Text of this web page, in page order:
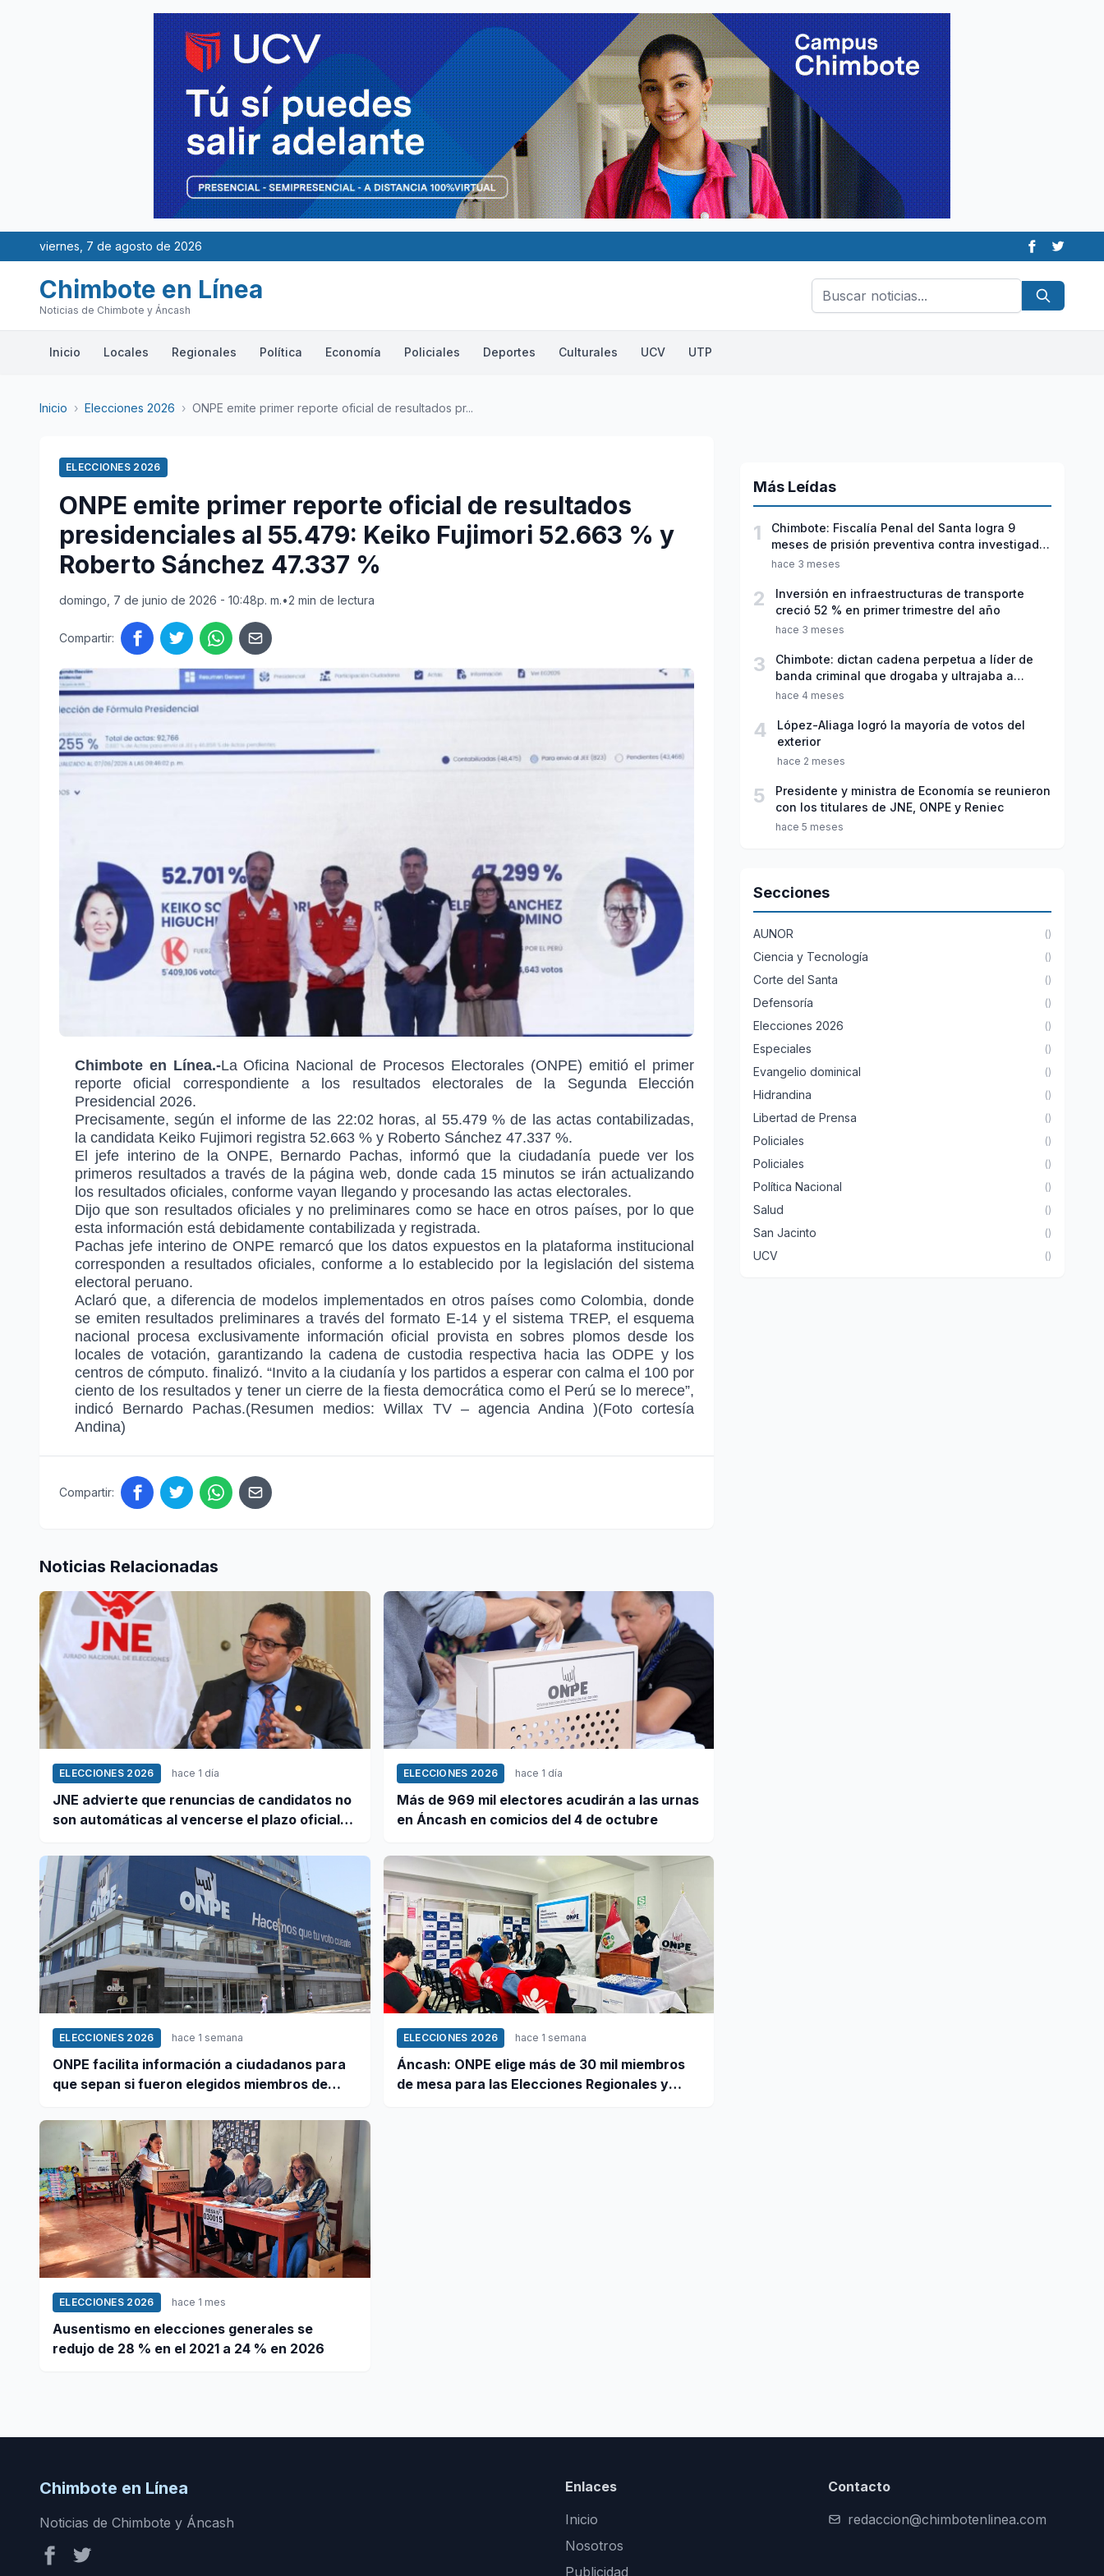
viernes, 7 de agosto de 2026
Chimbote en Línea
Noticias de Chimbote y Áncash
Inicio Locales Regionales Política Economía Policiales Deportes Culturales UCV UTP
Inicio › Elecciones 2026 › ONPE emite primer reporte oficial de resultados pr...
ELECCIONES 2026
ONPE emite primer reporte oficial de resultados
presidenciales al 55.479: Keiko Fujimori 52.663 % y
Roberto Sánchez 47.337 %
domingo, 7 de junio de 2026 - 10:48p. m.•2 min de lectura
Compartir:
Chimbote en Línea.-La Oficina Nacional de Procesos Electorales (ONPE) emitió el primer
reporte oficial correspondiente a los resultados electorales de la Segunda Elección
Presidencial 2026.
Precisamente, según el informe de las 22:02 horas, al 55.479 % de las actas contabilizadas,
la candidata Keiko Fujimori registra 52.663 % y Roberto Sánchez 47.337 %.
El jefe interino de la ONPE, Bernardo Pachas, informó que la ciudadanía puede ver los
primeros resultados a través de la página web, donde cada 15 minutos se irán actualizando
los resultados oficiales, conforme vayan llegando y procesando las actas electorales.
Dijo que son resultados oficiales y no preliminares como se hace en otros países, por lo que
esta información está debidamente contabilizada y registrada.
Pachas jefe interino de ONPE remarcó que los datos expuestos en la plataforma institucional
corresponden a resultados oficiales, conforme a lo establecido por la legislación del sistema
electoral peruano.
Aclaró que, a diferencia de modelos implementados en otros países como Colombia, donde
se emiten resultados preliminares a través del formato E-14 y el sistema TREP, el esquema
nacional procesa exclusivamente información oficial provista en sobres plomos desde los
locales de votación, garantizando la cadena de custodia respectiva hacia las ODPE y los
centros de cómputo. finalizó. “Invito a la ciudanía y los partidos a esperar con calma el 100 por
ciento de los resultados y tener un cierre de la fiesta democrática como el Perú se lo merece”,
indicó Bernardo Pachas.(Resumen medios: Willax TV – agencia Andina )(Foto cortesía
Andina)
Compartir:
Noticias Relacionadas
ELECCIONES 2026 hace 1 día
JNE advierte que renuncias de candidatos no
son automáticas al vencerse el plazo oficial
ELECCIONES 2026 hace 1 día
Más de 969 mil electores acudirán a las urnas
en Áncash en comicios del 4 de octubre
ELECCIONES 2026 hace 1 semana
ONPE facilita información a ciudadanos para
que sepan si fueron elegidos miembros de
ELECCIONES 2026 hace 1 semana
Áncash: ONPE elige más de 30 mil miembros
de mesa para las Elecciones Regionales y
ELECCIONES 2026 hace 1 mes
Ausentismo en elecciones generales se
redujo de 28 % en el 2021 a 24 % en 2026
Más Leídas
1
Chimbote: Fiscalía Penal del Santa logra 9
meses de prisión preventiva contra investigado
por violación sexual y tentativa de feminicidio
hace 3 meses
2
Inversión en infraestructuras de transporte
creció 52 % en primer trimestre del año
hace 3 meses
3
Chimbote: dictan cadena perpetua a líder de
banda criminal que drogaba y ultrajaba a
jóvenes
hace 4 meses
4
López-Aliaga logró la mayoría de votos del
exterior
hace 2 meses
5
Presidente y ministra de Economía se reunieron
con los titulares de JNE, ONPE y Reniec
hace 5 meses
Secciones
AUNOR ()
Ciencia y Tecnología ()
Corte del Santa ()
Defensoría ()
Elecciones 2026 ()
Especiales ()
Evangelio dominical ()
Hidrandina ()
Libertad de Prensa ()
Policiales ()
Policiales ()
Política Nacional ()
Salud ()
San Jacinto ()
UCV ()
Chimbote en Línea
Noticias de Chimbote y Áncash
Enlaces
Inicio
Nosotros
Publicidad
Contacto
redaccion@chimbotenlinea.com